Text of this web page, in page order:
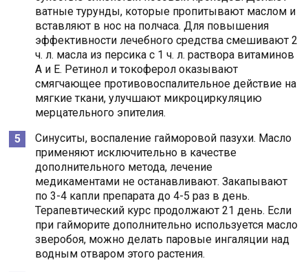
ватные турунды, которые пропитывают маслом и
вставляют в нос на полчаса. Для повышения
эффективности лечебного средства смешивают 2
ч. л. масла из персика с 1 ч. л. раствора витаминов
A и E. Ретинол и токоферол оказывают
смягчающее противовоспалительное действие на
мягкие ткани, улучшают микроциркуляцию
мерцательного эпителия.
Синуситы, воспаление гайморовой пазухи. Масло
применяют исключительно в качестве
дополнительного метода, лечение
медикаментами не останавливают. Закапывают
по 3-4 капли препарата до 4-5 раз в день.
Терапевтический курс продолжают 21 день. Если
при гайморите дополнительно используется масло
зверобоя, можно делать паровые ингаляции над
водным отваром этого растения.